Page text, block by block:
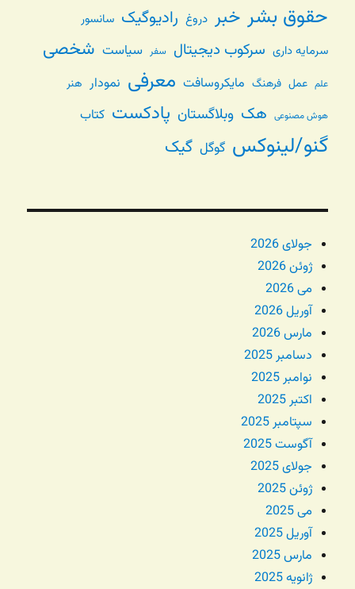
حقوق بشر خبر دروغ رادیوگیک سانسور
سرمایه داری سرکوب دیجیتال سفر سیاست شخصی
علم عمل فرهنگ مایکروسافت معرفی نمودار هنر
هوش مصنوعی هک وبلاگستان پادکست کتاب
گنو/لینوکس گوگل گیک
جولای 2026
ژوئن 2026
می 2026
آوریل 2026
مارس 2026
دسامبر 2025
نوامبر 2025
اکتبر 2025
سپتامبر 2025
آگوست 2025
جولای 2025
ژوئن 2025
می 2025
آوریل 2025
مارس 2025
ژانویه 2025